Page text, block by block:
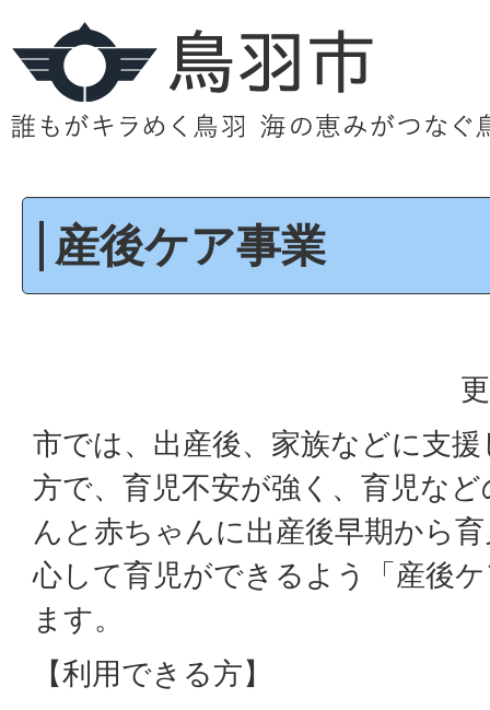
産後ケア事業
市では、出産後、家族などに支
方で、育児不安が強く、育児な
んと赤ちゃんに出産後早期から
心して育児ができるよう「産後
ます。
【利用できる方】